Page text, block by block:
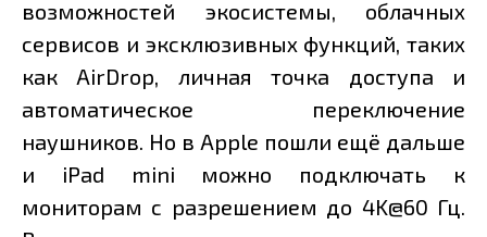
возможностей экосистемы, облачных
сервисов и эксклюзивных функций, таких
как AirDrop, личная точка доступа и
автоматическое переключение
наушников. Но в Apple пошли ещё дальше
и iPad mini можно подключать к
мониторам с разрешением до 4K@60 Гц.